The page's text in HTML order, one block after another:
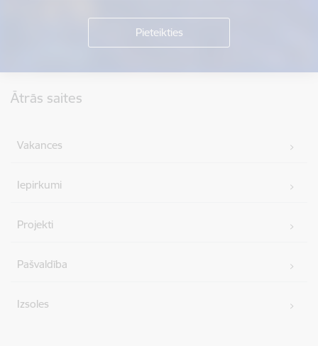
Ātrās saites
Vakances
Iepirkumi
Projekti
Pašvaldība
Izsoles